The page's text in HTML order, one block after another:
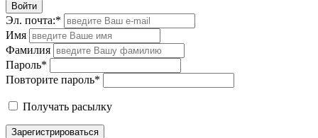
Войти
Эл. почта:*
Имя
Фамилия
Пароль*
Повторите пароль*
Получать расылку
Зарегистрироваться